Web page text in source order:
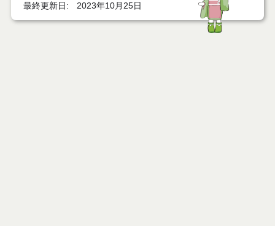
最終更新日
2023年10月25日